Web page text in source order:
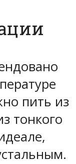
пить из
тонкого